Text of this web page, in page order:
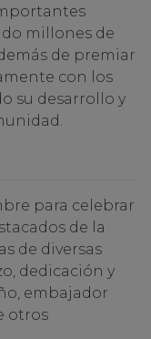
millones de
de premiar
con los
su desarrollo y
para celebrar
de la
de diversas
dedicación y
embajador
otros